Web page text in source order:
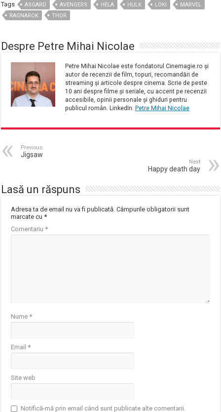
Tags ASGARD AVENGERS HELA HULK LOKI
MARVEL
RAGNAROK
THOR
Despre Petre Mihai Nicolae
Petre Mihai Nicolae este fondatorul Cinemagie.ro și
autor de recenzii de film, topuri, recomandări de
streaming și articole despre cinema. Scrie de peste
10 ani despre filme și seriale, cu accent pe recenzii
accesibile, opinii personale și ghiduri pentru
publicul român. LinkedIn: Petre Mihai Nicolae
Previous
Jigsaw
Next
Happy death day
Lasă un răspuns
Adresa ta de email nu va fi publicată. Câmpurile obligatorii sunt
marcate cu*
Comentariu*
Nume*
Email*
Site web
Notifică-mă prin email când sunt publicate alte comentarii.